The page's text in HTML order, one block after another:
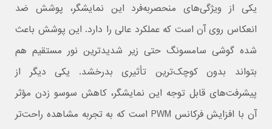
یکی از ویژگی‌های منحصربه‌فرد این نمایشگر، پوشش ضد
انعکاس روی آن است که عملکرد عالی را دارد. این پوشش باعث
شده گوشی سامسونگ حتی زیر شدیدترین نور مستقیم هم
بتواند بدون کوچک‌ترین تأثیری بدرخشد. یکی دیگر از
پیشرفت‌های قابل توجه این نمایشگر، کاهش سوسو زدن مؤثر
آن با افزایش فرکانس PWM است که به تجربه مشاهده راحت‌تر